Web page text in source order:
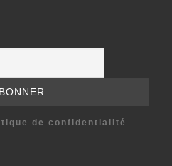
de confidentialité